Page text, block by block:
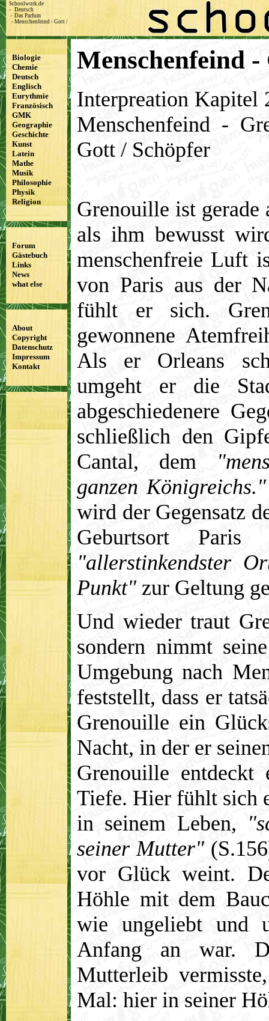
Schoolwork.de
- Deutsch
- Das Parfum
- Menschenfeind - Gott / Schöpfer
Menschenfeind
Interpreation Kapitel
Menschenfeind -
Gott / Schöpfer
Grenouille ist gerade
als ihm bewusst
menschenfreie Luft
von Paris aus der
fühlt er sich.
gewonnene
Als er Orleans
umgeht er die
abgeschiedenere
schließlich den
Cantal, dem
ganzen Königreichs."
wird der Gegensatz
Geburtsort Paris
"allerstinkendster
Punkt"zur Geltung
Und wieder traut
sondern nimmt
Umgebung nach
feststellt, dass er
Grenouille ein
Nacht, in der er
Grenouille
Tiefe. Hier fühlt sich
in seinem Leben,
seiner Mutter"
vor Glück weint.
Höhle mit dem
wie ungeliebt und
Anfang an war.
Mutterleib
Mal: hier in seiner
Biologie
Chemie
Deutsch
Englisch
Eurythmie
Französisch
GMK
Geographie
Geschichte
Kunst
Latein
Mathe
Musik
Philosophie
Physik
Religion
Forum
Gästebuch
Links
News
what else
About
Copyright
Datenschutz
Impressum
Kontakt